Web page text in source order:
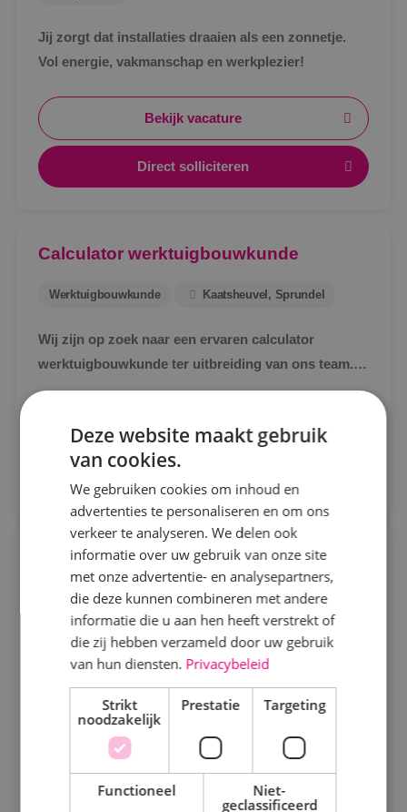
Locatie
Kaatsheuvel
Sprundel
Specialisme
Beveiligingstechniek
Elektrotechniek
Energietechniek
Staf
Uren
Fulltime
Jij zorgt dat installaties draaien als een zonnetje.
Vol energie, vakmanschap en werkplezier!
Bekijk vacature
Direct solliciteren
Calculator werktuigbouwkunde
Werktuigbouwkunde Kaatsheuvel, Sprundel
Wij zijn op zoek naar een ervaren calculator
werktuigbouwkunde ter uitbreiding van ons team.
In deze functie denk jij mee en reken je voor
Direct solliciteren
Projectmonteur werktuigbouwkunde
Werktuigbouwkunde Fulltime MBO
Sprundel
Wij zoeken gemotiveerde projectmonteurs. Je hebt
oog voor detail en streeft naar de hoogste kwaliteit.
Bekijk vacature
Direct solliciteren
Deze website maakt gebruik
van cookies.
We gebruiken cookies om inhoud en
advertenties te personaliseren en om ons
verkeer te analyseren. We delen ook
informatie over uw gebruik van onze site
met onze advertentie- en analysepartners,
die deze kunnen combineren met andere
informatie die u aan hen heeft verstrekt of
die zij hebben verzameld door uw gebruik
van hun diensten. Privacybeleid
Strikt
noodzakelijk
Prestatie Targeting
Functioneel
Niet-
geclassificeerd